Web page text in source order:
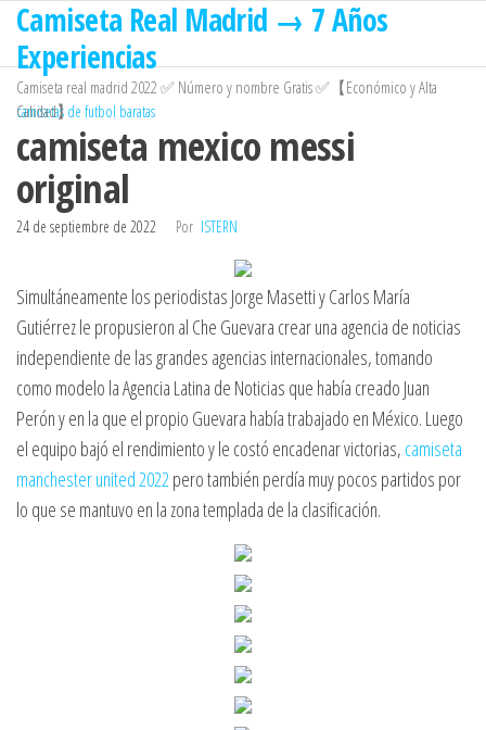
Saltar
contenido
Camiseta Real Madrid → 7 Años
Experiencias
Camiseta real madrid 2022 ✅ Número y nombre Gratis ✅【Económico y Alta
Calidad】
camisetas de futbol baratas
camiseta mexico messi
original
24 de septiembre de 2022 Por ISTERN
Simultáneamente los periodistas Jorge Masetti y Carlos María
Gutiérrez le propusieron al Che Guevara crear una agencia de noticias
independiente de las grandes agencias internacionales, tomando
como modelo la Agencia Latina de Noticias que había creado Juan
Perón y en la que el propio Guevara había trabajado en México. Luego
el equipo bajó el rendimiento y le costó encadenar victorias, camiseta
manchester united 2022pero también perdía muy pocos partidos por
lo que se mantuvo en la zona templada de la clasificación.